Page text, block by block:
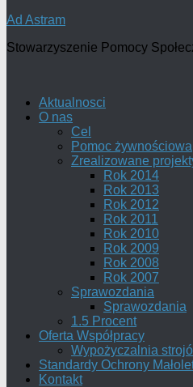
Ad Astram
Stowarzyszenie Pomocy
Aktualnosci
O nas
Cel
Pomoc żywnościowa
Zrealizowane
Rok 2014
Rok 2013
Rok 2012
Rok 2011
Rok 2010
Rok 2009
Rok 2008
Rok 2007
Sprawozdania
Sprawozdania
1.5 Procent
Oferta Współpracy
Wypożyczalnia
Standardy Ochrony
Kontakt